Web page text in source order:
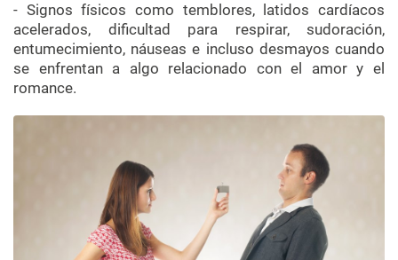
- Signos físicos como temblores, latidos cardíacos
acelerados, dificultad para respirar, sudoración,
entumecimiento, náuseas e incluso desmayos cuando
se enfrentan a algo relacionado con el amor y el
romance.